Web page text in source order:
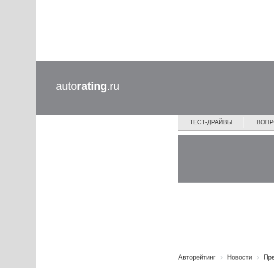
autorating.ru
ТЕСТ-ДРАЙВЫ
Авторейтинг Новости